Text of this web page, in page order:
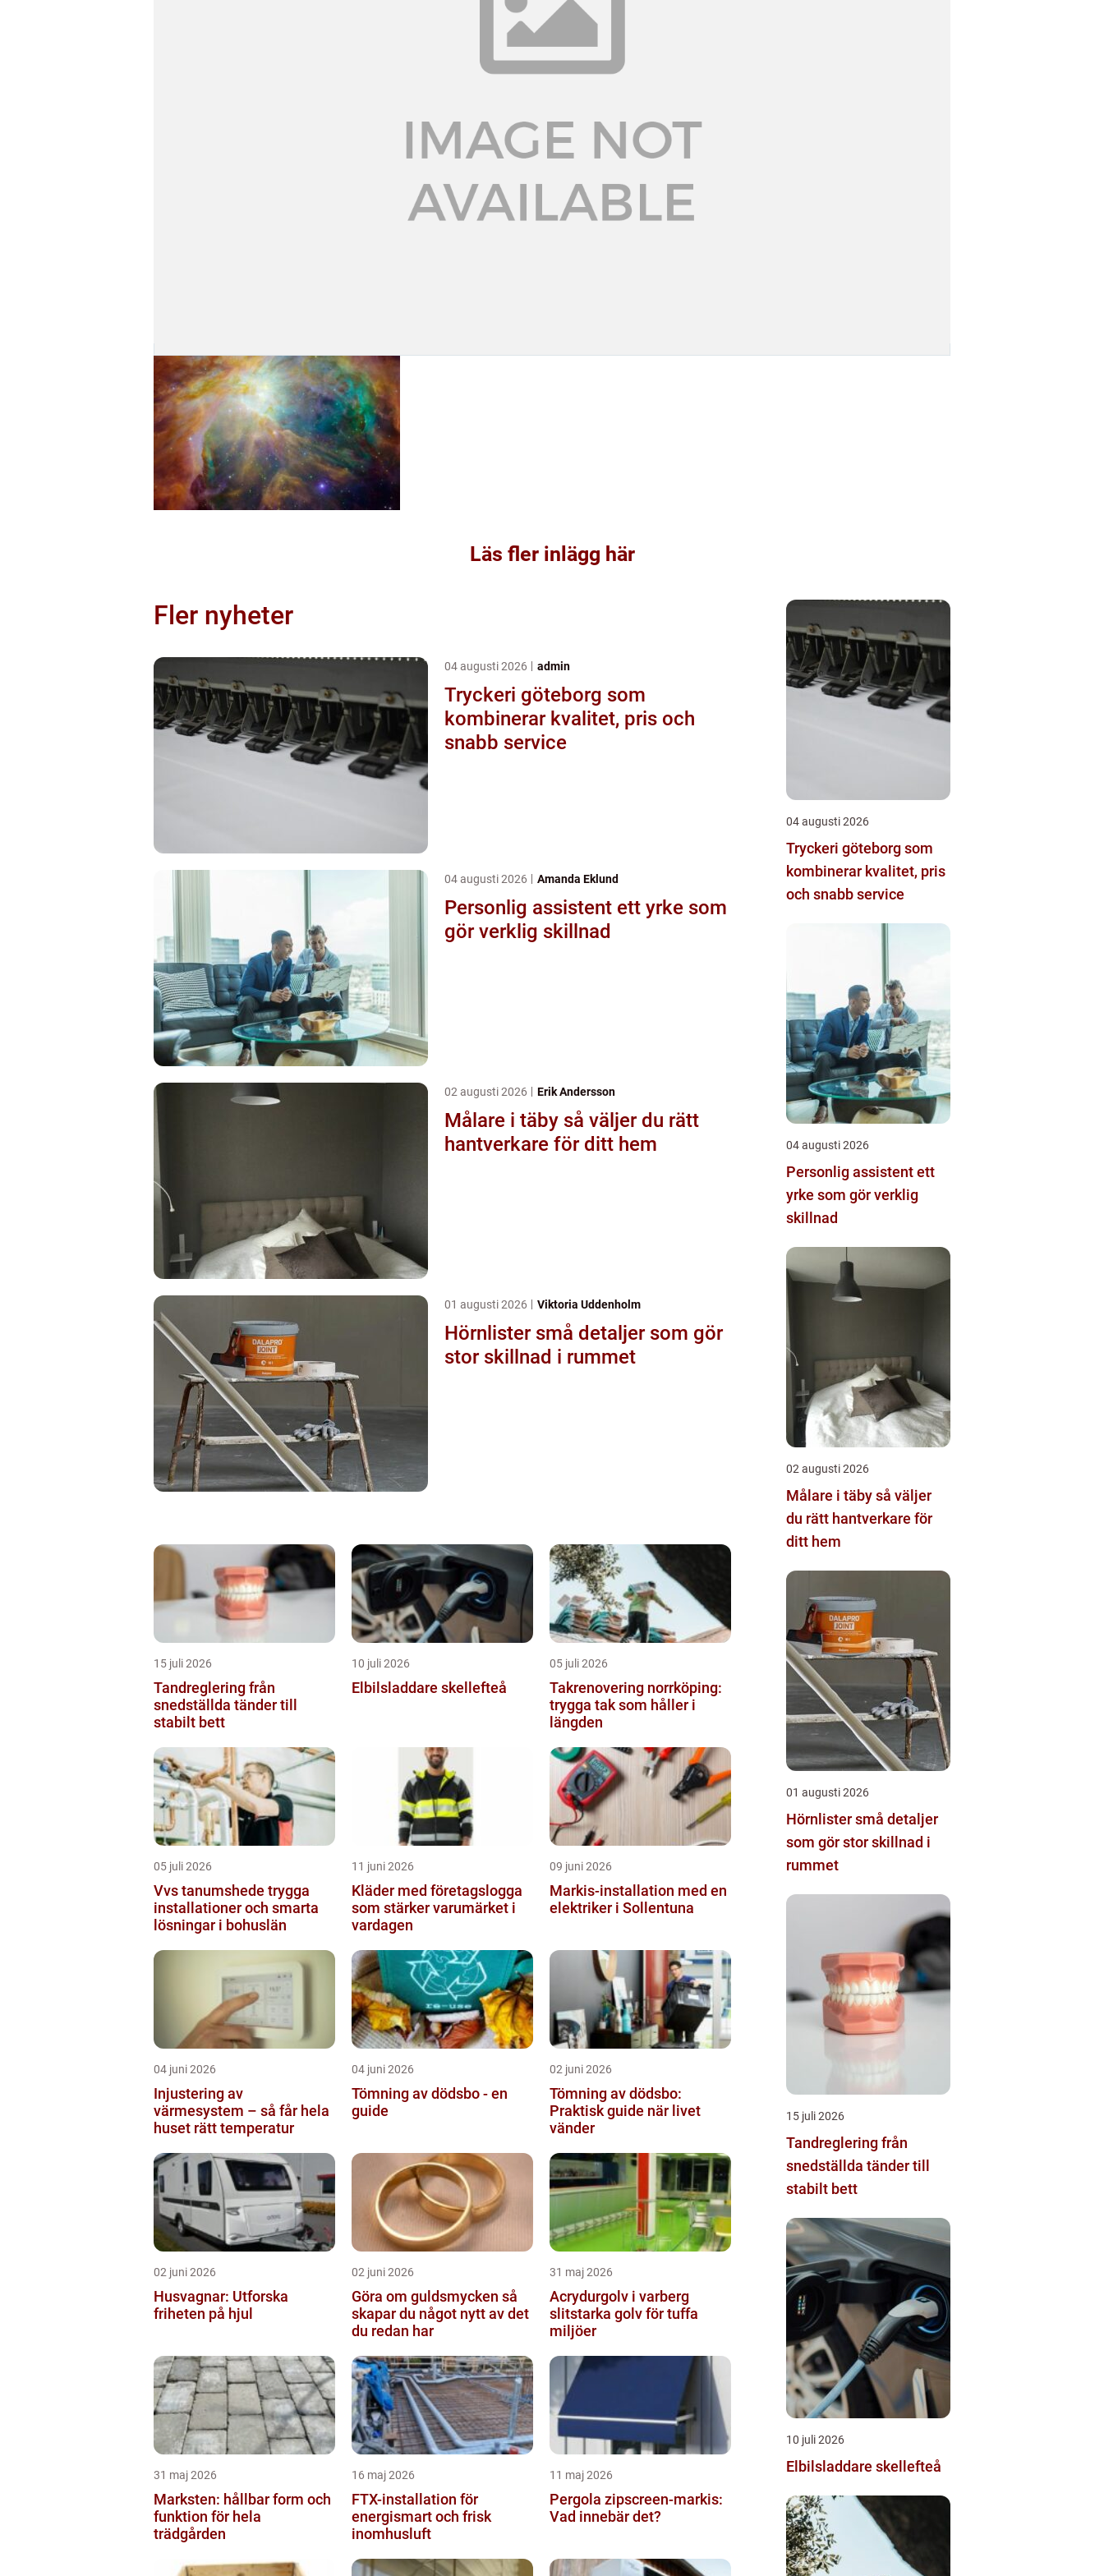
Läs fler inlägg här
Fler nyheter
04 augusti 2026 admin
Tryckeri göteborg som
kombinerar kvalitet, pris och
snabb service
04 augusti 2026 Amanda Eklund
Personlig assistent ett yrke som
gör verklig skillnad
02 augusti 2026 Erik Andersson
Målare i täby så väljer du rätt
hantverkare för ditt hem
01 augusti 2026 Viktoria Uddenholm
Hörnlister små detaljer som gör
stor skillnad i rummet
15 juli 2026
Tandreglering från
snedställda tänder till
stabilt bett
10 juli 2026
Elbilsladdare skellefteå
05 juli 2026
Takrenovering norrköping:
trygga tak som håller i
längden
05 juli 2026
Vvs tanumshede trygga
installationer och smarta
lösningar i bohuslän
11 juni 2026
Kläder med företagslogga
som stärker varumärket i
vardagen
09 juni 2026
Markis-installation med en
elektriker i Sollentuna
04 juni 2026
Injustering av
värmesystem – så får hela
huset rätt temperatur
04 juni 2026
Tömning av dödsbo - en
guide
02 juni 2026
Tömning av dödsbo:
Praktisk guide när livet
vänder
02 juni 2026
Husvagnar: Utforska
friheten på hjul
02 juni 2026
Göra om guldsmycken så
skapar du något nytt av det
du redan har
31 maj 2026
Acrydurgolv i varberg
slitstarka golv för tuffa
miljöer
31 maj 2026
Marksten: hållbar form och
funktion för hela
trädgården
16 maj 2026
FTX-installation för
energismart och frisk
inomhusluft
11 maj 2026
Pergola zipscreen-markis:
Vad innebär det?
04 augusti 2026
Tryckeri göteborg som
kombinerar kvalitet, pris
och snabb service
04 augusti 2026
Personlig assistent ett
yrke som gör verklig
skillnad
02 augusti 2026
Målare i täby så väljer
du rätt hantverkare för
ditt hem
01 augusti 2026
Hörnlister små detaljer
som gör stor skillnad i
rummet
15 juli 2026
Tandreglering från
snedställda tänder till
stabilt bett
10 juli 2026
Elbilsladdare skellefteå